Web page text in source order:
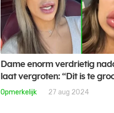
Dame enorm verdrietig
laat vergroten: “Dit is te
Opmerkelijk 27 aug 2024